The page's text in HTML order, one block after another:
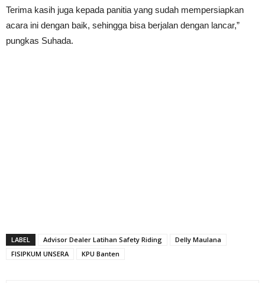
Terima kasih juga kepada panitia yang sudah mempersiapkan
acara ini dengan baik, sehingga bisa berjalan dengan lancar,”
pungkas Suhada.
LABEL Advisor Dealer Latihan Safety Riding
Delly Maulana
FISIPKUM UNSERA
KPU Banten